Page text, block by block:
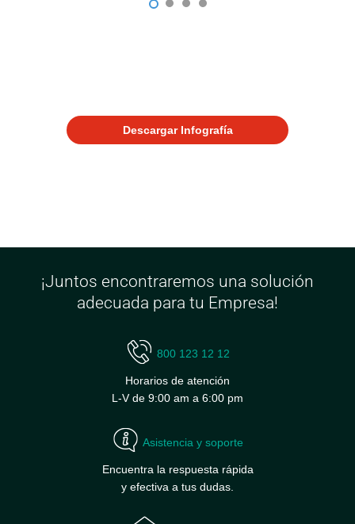
1 2 3 4
Descargar Infografía
¡Juntos encontraremos una solución
adecuada para tu Empresa!
800 123 12 12
Horarios de atención
L-V de 9:00 am a 6:00 pm
Asistencia y soporte
Encuentra la respuesta rápida
y efectiva a tus dudas.